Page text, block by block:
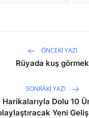
ÖNCEKI YAZI
Rüyada kuş görmek
SONRAKI YAZI
Dolu 10
Yeni